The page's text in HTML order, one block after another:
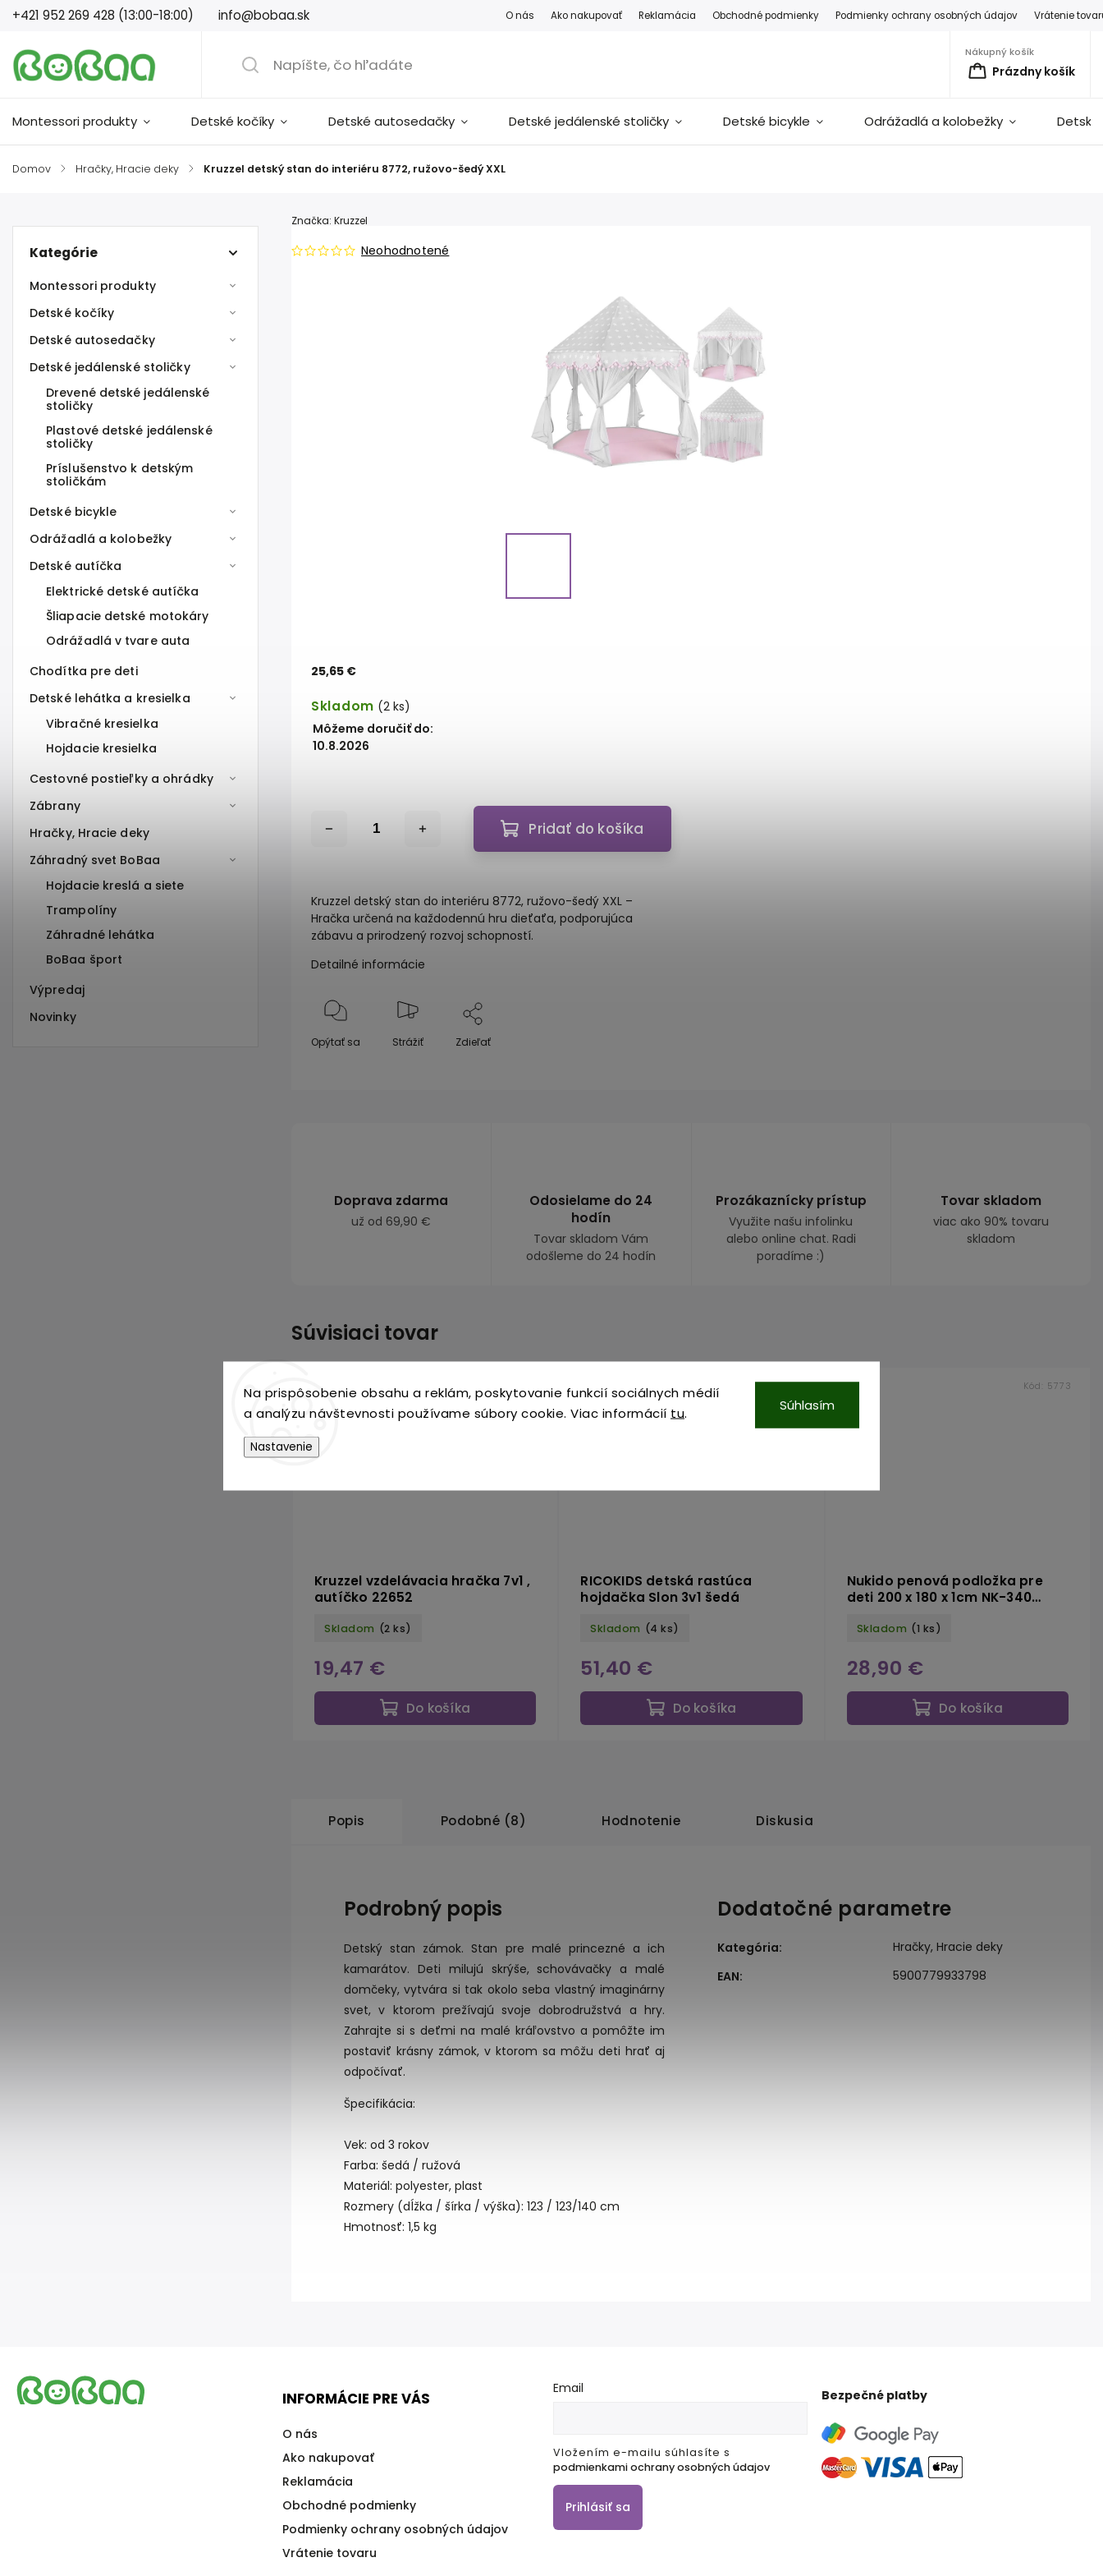
Na prispôsobenie obsahu a reklám, poskytovanie funkcií sociálnych médií
a analýzu návštevnosti používame súbory cookie. Viac informácií tu.
Nastavenie
Súhlasím
+421 952 269 428 (13:00-18:00) info@bobaa.sk O nás Ako nakupovať Reklamácia Obchodné podmienky Podmienky ochrany osobných údajov Vrátenie
Nákupný košík
Prázdny košík
Montessori produkty Detské kočíky Detské autosedačky Detské jedálenské stoličky Detské bicykle Odrážadlá a kolobežky
Domov / Hračky, Hracie deky / Kruzzel detský stan do interiéru 8772, ružovo-šedý XXL
Kategórie
Montessori produkty
Detské kočíky
Detské autosedačky
Detské jedálenské stoličky
Drevené detské jedálenské
stoličky
Plastové detské jedálenské
stoličky
Príslušenstvo k detským
stoličkám
Detské bicykle
Odrážadlá a kolobežky
Detské autíčka
Elektrické detské autíčka
Šliapacie detské motokáry
Odrážadlá v tvare auta
Chodítka pre deti
Detské lehátka a kresielka
Vibračné kresielka
Hojdacie kresielka
Cestovné postieľky a ohrádky
Zábrany
Hračky, Hracie deky
Záhradný svet BoBaa
Hojdacie kreslá a siete
Trampolíny
Záhradné lehátka
BoBaa šport
Výpredaj
Novinky
Neohodnotené
Značka: Kruzzel
25,65 €
Skladom (2 ks)
Môžeme doručiť do:
10.8.2026
Pridať do košíka
Kruzzel detský stan do interiéru 8772, ružovo-šedý XXL –
Hračka určená na každodennú hru dieťaťa, podporujúca
zábavu a prirodzený rozvoj schopností.
Detailné informácie
Opýtať sa Strážiť Zdieľať
Doprava zdarma
už od 69,90 €
Odosielame do 24
hodín
Tovar skladom Vám
odošleme do 24 hodín
Prozákaznícky prístup
Využite našu infolinku
alebo online chat. Radi
poradíme :)
Tovar skladom
viac ako 90% tovaru
skladom
Súvisiaci tovar
Kruzzel vzdelávacia hračka 7v1 ,
autíčko 22652
Skladom (2 ks)
19,47 €
Do košíka
Kód:5318
RICOKIDS detská rastúca
hojdačka Slon 3v1 šedá
Skladom (4 ks)
51,40 €
Do košíka
Kód:1013
Nukido penová podložka pre
deti 200 x 180 x 1cm NK-340
Skladom (1 ks)
28,90 €
Do košíka
Kód: 5773
Popis Podobné (8) Hodnotenie Diskusia
Podrobný popis
Detský stan zámok. Stan pre malé princezné a ich
kamarátov. Deti milujú skrýše, schovávačky a malé
domčeky, vytvára si tak okolo seba vlastný imaginárny
svet, v ktorom prežívajú svoje dobrodružstvá a hry.
Zahrajte si s deťmi na malé kráľovstvo a pomôžte im
postaviť krásny zámok, v ktorom sa môžu deti hrať aj
odpočívať.
Špecifikácia:
Vek: od 3 rokov
Farba: šedá / ružová
Materiál: polyester, plast
Rozmery (dĺžka / šírka / výška): 123 / 123/140 cm
Hmotnosť: 1,5 kg
Dodatočné parametre
Kategória:
Hračky, Hracie deky
EAN: 5900779933798
INFORMÁCIE PRE VÁS
O nás
Ako nakupovať
Reklamácia
Obchodné podmienky
Podmienky ochrany osobných údajov
Vrátenie tovaru
Email
Vložením e-mailu súhlasíte s
podmienkami ochrany osobných údajov
Prihlásiť sa
Bezpečné platby